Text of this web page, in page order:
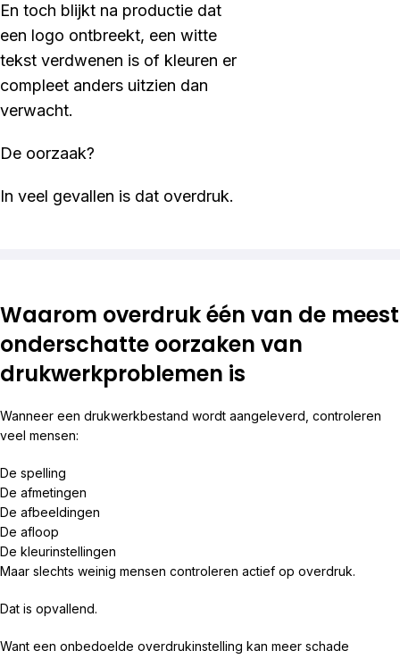
En toch blijkt na productie dat
een logo ontbreekt, een witte
tekst verdwenen is of kleuren er
compleet anders uitzien dan
verwacht.
De oorzaak?
In veel gevallen is dat overdruk.
Waarom overdruk één van de meest
onderschatte oorzaken van
drukwerkproblemen is
Wanneer een drukwerkbestand wordt aangeleverd, controleren
veel mensen:
De spelling
De afmetingen
De afbeeldingen
De afloop
De kleurinstellingen
Maar slechts weinig mensen controleren actief op overdruk.
Dat is opvallend.
Want een onbedoelde overdrukinstelling kan meer schade